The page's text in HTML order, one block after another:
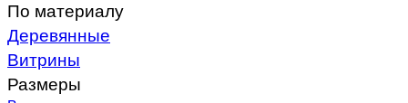
По материалу
Деревянные
Витрины
Размеры